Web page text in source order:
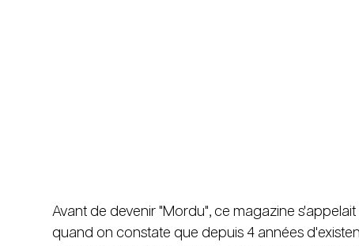
Avant de devenir "Mordu", ce magazine
quand on constate que depuis 4 années